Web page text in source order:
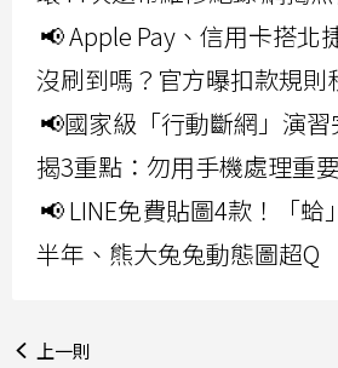
📢 Apple Pay、信用卡搭北
沒刷到嗎？官方曝扣款規則
📢國家級「行動斷網」演習
揭3重點：勿用手機處理重
📢 LINE免費貼圖4款！「蛤
半年、熊大兔兔動態圖超Q
上一則